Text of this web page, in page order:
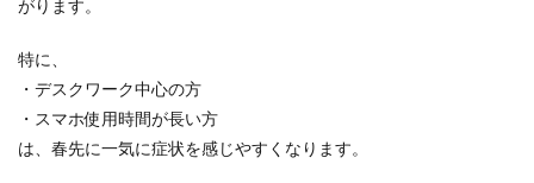
がります。
特に、
・デスクワーク中心の方
・スマホ使用時間が長い方
は、春先に一気に症状を感じやすくなります。